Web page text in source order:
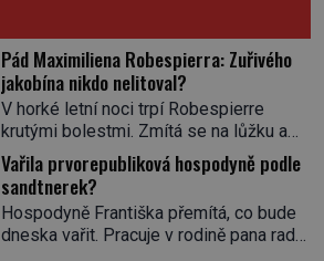
Pád Maximiliena Robespierra: Zuřivého
jakobína nikdo nelitoval?
V horké letní noci trpí Robespierre
krutými bolestmi. Zmítá se na lůžku a
hlavou mu víří kolotoč myšlenek. Když
se probere z mdlob, vzpomene si na
jednu z pařížských jasnovidek, kterou
před lety navštívil. Prorokovala mu
tragický osud. Tehdy se jí vysmál.
Vařila prvorepubliková hospodyně podle
sandtnerek?
Hospodyně Františka přemítá, co bude
dneska vařit. Pracuje v rodině pana rady